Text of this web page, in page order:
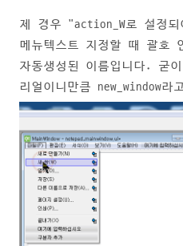
제 경우 "action_W로 설정되
메뉴텍스트 지정할 때 괄호
자동생성된 이름입니다. 굳
리얼이니만큼 new_window라